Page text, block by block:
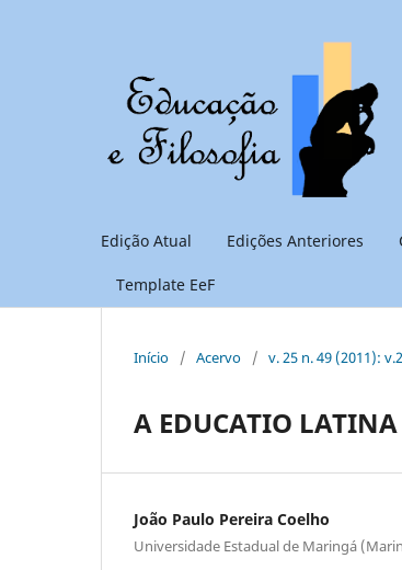
Edição Atual Edições Anteriores
Template EeF
Início / Acervo / v. 25 n. 49 (2011):
A EDUCATIO
João Paulo Pereira Coelho
Universidade Estadual de Maringá